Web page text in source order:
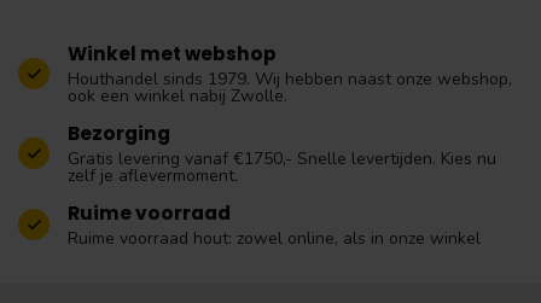
Winkel met webshop
Houthandel sinds 1979. Wij hebben naast onze webshop,
ook een winkel nabij Zwolle.
Bezorging
Gratis levering vanaf €1750,- Snelle levertijden. Kies nu
zelf je aflevermoment.
Ruime voorraad
Ruime voorraad hout: zowel online, als in onze winkel